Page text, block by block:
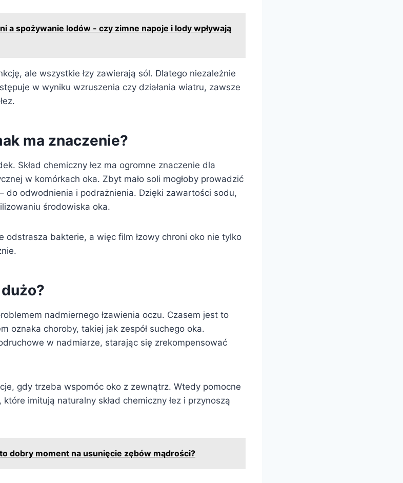
a spożywanie lodów - czy zimne napoje i lody wpływają
ale wszystkie łzy zawierają sól. Dlatego niezależnie
w wyniku wzruszenia czy działania wiatru, zawsze
ma znaczenie?
Skład chemiczny łez ma ogromne znaczenie dla
w komórkach oka. Zbyt mało soli mogłoby prowadzić
do odwodnienia i podrażnienia. Dzięki zawartości sodu,
środowiska oka.
odstrasza bakterie, a więc film łzowy chroni oko nie tylko
nadmiernego łzawienia oczu. Czasem jest to
oznaka choroby, takiej jak zespół suchego oka.
w nadmiarze, starając się zrekompensować
gdy trzeba wspomóc oko z zewnątrz. Wtedy pomocne
imitują naturalny skład chemiczny łez i przynoszą
dobry moment na usunięcie zębów mądrości?